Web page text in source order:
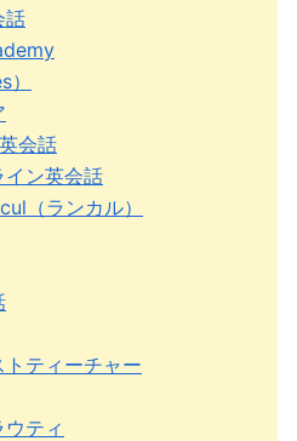
話
会話
イン英会話
（ランカル）
ティーチャー
ティ